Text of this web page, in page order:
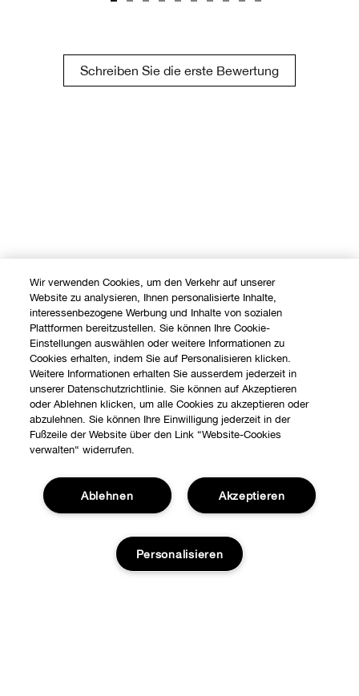
Schreiben Sie die erste Bewertung
Wir verwenden Cookies, um den Verkehr auf unserer
Website zu analysieren, Ihnen personalisierte Inhalte,
interessenbezogene Werbung und Inhalte von sozialen
Plattformen bereitzustellen. Sie können Ihre Cookie-
Einstellungen auswählen oder weitere Informationen zu
Cookies erhalten, indem Sie auf Personalisieren klicken.
Weitere Informationen erhalten Sie ausserdem jederzeit in
unserer Datenschutzrichtlinie. Sie können auf Akzeptieren
oder Ablehnen klicken, um alle Cookies zu akzeptieren oder
abzulehnen. Sie können Ihre Einwilligung jederzeit in der
Fußzeile der Website über den Link “Website-Cookies
verwalten“ widerrufen.
Akzeptieren
Ablehnen
Personalisieren